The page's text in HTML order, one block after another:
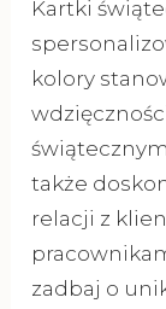
Kartki
kolory
także
relacji z
zadbaj o